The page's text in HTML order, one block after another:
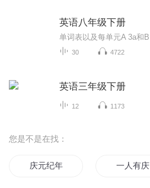
英语八年级下册
30 4722
英语三年级下册
12 1173
您是不是在找：
庆元纪年 一人有庆